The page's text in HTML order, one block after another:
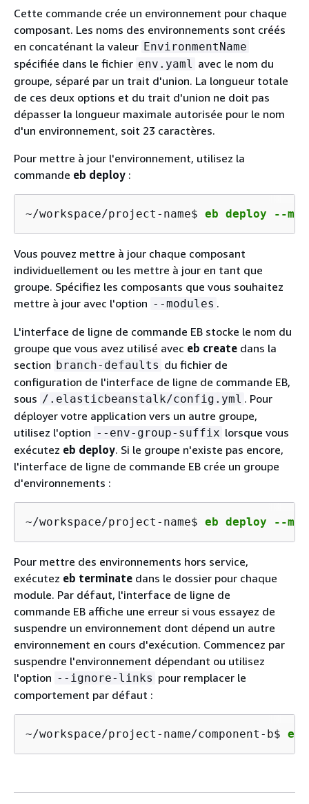
Cette commande crée un environnement pour chaque
composant. Les noms des environnements sont créés
en concaténant la valeur EnvironmentName
spécifiée dans le fichier env.yaml avec le nom du
groupe, séparé par un trait d'union. La longueur totale
de ces deux options et du trait d'union ne doit pas
dépasser la longueur maximale autorisée pour le nom
d'un environnement, soit 23 caractères.
Pour mettre à jour l'environnement, utilisez la
commande eb deploy :
~/workspace/project-name$ eb deploy --
Vous pouvez mettre à jour chaque composant
individuellement ou les mettre à jour en tant que
groupe. Spécifiez les composants que vous souhaitez
mettre à jour avec l'option --modules .
L'interface de ligne de commande EB stocke le nom du
groupe que vous avez utilisé avec eb create dans la
section branch-defaults du fichier de
configuration de l'interface de ligne de commande EB,
sous /.elasticbeanstalk/config.yml . Pour
déployer votre application vers un autre groupe,
utilisez l'option --env-group-suffix lorsque vous
exécutez eb deploy. Si le groupe n'existe pas encore,
l'interface de ligne de commande EB crée un groupe
d'environnements :
~/workspace/project-name$ eb deploy --
Pour mettre des environnements hors service,
exécutez eb terminate dans le dossier pour chaque
module. Par défaut, l'interface de ligne de
commande EB affiche une erreur si vous essayez de
suspendre un environnement dont dépend un autre
environnement en cours d'exécution. Commencez par
suspendre l'environnement dépendant ou utilisez
l'option --ignore-links pour remplacer le
comportement par défaut :
~/workspace/project-name/component-b$ eb